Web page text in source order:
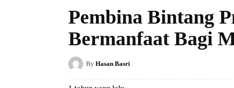
Pembina Bintang
Bermanfaat Bagi
By Hasan Basri